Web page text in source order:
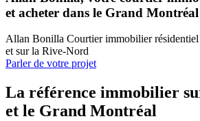
et acheter dans le Grand Montréal
Allan Bonilla Courtier immobilier
et sur la Rive-Nord
Parler de votre projet
La référence immobilier
et le Grand Montréal